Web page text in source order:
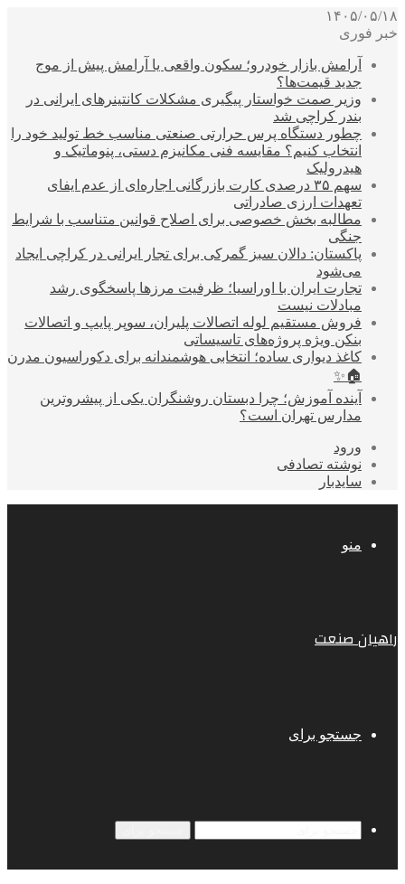
۱۴۰۵/۰۵/۱۸
خبر فوری
آرامش بازار خودرو؛ سکون واقعی یا آرامش پیش از موج
جدید قیمت‌ها؟
وزیر صمت خواستار پیگیری مشکلات کانتینرهای ایرانی در
بندر کراچی شد
چطور دستگاه پرس حرارتی صنعتی مناسب خط تولید خود را
انتخاب کنیم؟ مقایسه فنی مکانیزم دستی، پنوماتیک و
هیدرولیک
سهم ۳۵ درصدی کارت بازرگانی اجاره‌ای از عدم ایفای
تعهدات ارزی صادراتی
مطالبه بخش خصوصی برای اصلاح قوانین متناسب با شرایط
جنگی
پاکستان: دالان سبز گمرکی برای تجار ایرانی در کراچی ایجاد
می‌شود
تجارت ایران با اوراسیا؛ ظرفیت مرزها پاسخگوی رشد
مبادلات نیست
فروش مستقیم لوله اتصالات پلیران، سوپر پایپ و اتصالات
بنکن ویژه پروژه‌های تاسیساتی
کاغذ دیواری ساده؛ انتخابی هوشمندانه برای دکوراسیون مدرن
🏠✨
آینده آموزش؛ چرا دبستان روشنگران یکی از پیشروترین
مدارس تهران است؟
ورود
نوشته تصادفی
سایدبار
منو
راهیان صنعت
جستجو برای